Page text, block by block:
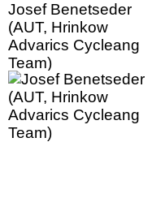
Josef Benetseder
(AUT, Hrinkow
Advarics Cycleang
Team)